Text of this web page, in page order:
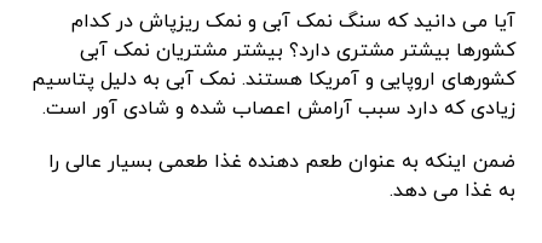
آیا می دانید که سنگ نمک آبی و نمک ریزپاش در کدام
کشورها بیشتر مشتری دارد؟ بیشتر مشتریان نمک آبی
کشورهای اروپایی و آمریکا هستند. نمک آبی به دلیل پتاسیم
زیادی که دارد سبب آرامش اعصاب شده و شادی آور است.
ضمن اینکه به عنوان طعم دهنده غذا طعمی بسیار عالی را
به غذا می دهد.